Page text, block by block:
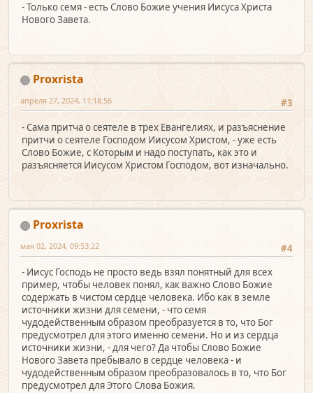
- Только семя - есть Слово Божие учения Иисуса Христа
Нового Завета.
Proxrista
#3
апреля 27, 2024, 11:18:56
- Сама притча о сеятеле в трех Евангелиях, и разъяснение
притчи о сеятеле Господом Иисусом Христом, - уже есть
Слово Божие, с Которым и надо поступать, как это и
разъясняется Иисусом Христом Господом, вот изначально.
Proxrista
#4
мая 02, 2024, 09:53:22
- Иисус Господь не просто ведь взял понятный для всех
пример, чтобы человек понял, как важно Слово Божие
содержать в чистом сердце человека. Ибо как в земле
источники жизни для семени, - что семя
чудодейственным образом преобразуется в то, что Бог
предусмотрел для этого именно семени. Но и из сердца
источники жизни, - для чего? Да чтобы Слово Божие
Нового Завета пребывало в сердце человека - и
чудодейственным образом преобразовалось в то, что Бог
предусмотрел для Этого Слова Божия.